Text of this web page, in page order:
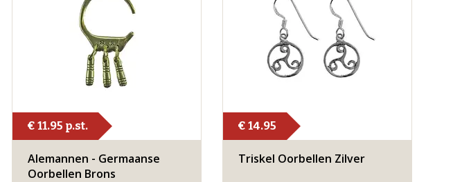
€ 11.95 p.st.
Alemannen - Germaanse
Oorbellen Brons
€ 14.95
Triskel Oorbellen Zilver